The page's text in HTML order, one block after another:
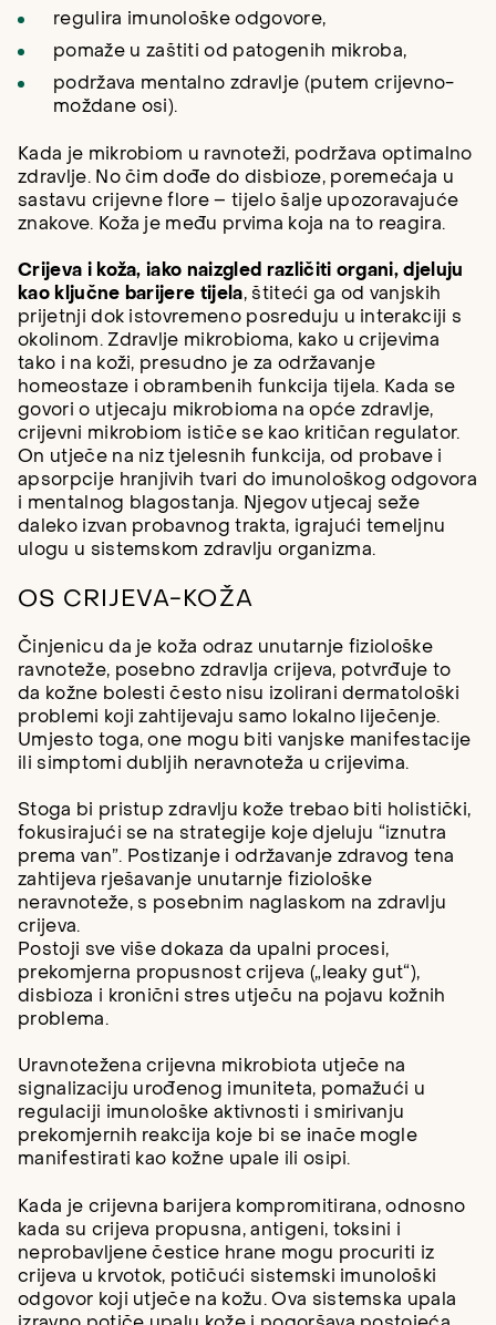
regulira imunološke odgovore,
pomaže u zaštiti od patogenih mikroba,
podržava mentalno zdravlje (putem crijevno-
moždane osi).
Kada je mikrobiom u ravnoteži, podržava optimalno
zdravlje. No čim dođe do disbioze, poremećaja u
sastavu crijevne flore – tijelo šalje upozoravajuće
znakove. Koža je među prvima koja na to reagira.
Crijeva i koža, iako naizgled različiti organi, djeluju
kao ključne barijere tijela, štiteći ga od vanjskih
prijetnji dok istovremeno posreduju u interakciji s
okolinom. Zdravlje mikrobioma, kako u crijevima
tako i na koži, presudno je za održavanje
homeostaze i obrambenih funkcija tijela. Kada se
govori o utjecaju mikrobioma na opće zdravlje,
crijevni mikrobiom ističe se kao kritičan regulator.
On utječe na niz tjelesnih funkcija, od probave i
apsorpcije hranjivih tvari do imunološkog odgovora
i mentalnog blagostanja. Njegov utjecaj seže
daleko izvan probavnog trakta, igrajući temeljnu
ulogu u sistemskom zdravlju organizma.
OS CRIJEVA-KOŽA
Činjenicu da je koža odraz unutarnje fiziološke
ravnoteže, posebno zdravlja crijeva, potvrđuje to
da kožne bolesti često nisu izolirani dermatološki
problemi koji zahtijevaju samo lokalno liječenje.
Umjesto toga, one mogu biti vanjske manifestacije
ili simptomi dubljih neravnoteža u crijevima.
Stoga bi pristup zdravlju kože trebao biti holistički,
fokusirajući se na strategije koje djeluju “iznutra
prema van”. Postizanje i održavanje zdravog tena
zahtijeva rješavanje unutarnje fiziološke
neravnoteže, s posebnim naglaskom na zdravlju
crijeva.
Postoji sve više dokaza da upalni procesi,
prekomjerna propusnost crijeva („leaky gut“),
disbioza i kronični stres utječu na pojavu kožnih
problema.
Uravnotežena crijevna mikrobiota utječe na
signalizaciju urođenog imuniteta, pomažući u
regulaciji imunološke aktivnosti i smirivanju
prekomjernih reakcija koje bi se inače mogle
manifestirati kao kožne upale ili osipi.
Kada je crijevna barijera kompromitirana, odnosno
kada su crijeva propusna, antigeni, toksini i
neprobavljene čestice hrane mogu procuriti iz
crijeva u krvotok, potičući sistemski imunološki
odgovor koji utječe na kožu. Ova sistemska upala